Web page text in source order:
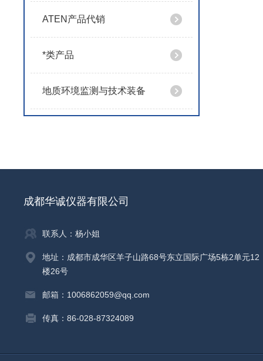
ATEN产品代销
*类产品
地质环境监测与技术装备
成都华诚仪器有限公司
联系人：杨小姐
地址：成都市成华区羊子山路68号东立国际广场5栋2单元12
楼26号
邮箱：1006862059@qq.com
传真：86-028-87324089